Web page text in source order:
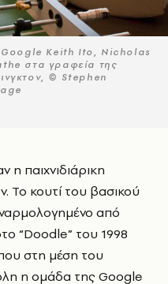
Keith Ito, Nicholas
στα γραφεία της
© Stephen
Το κουτί του βασικού
από
“Doodle” του 1998
στη μέση του
η ομάδα της Google